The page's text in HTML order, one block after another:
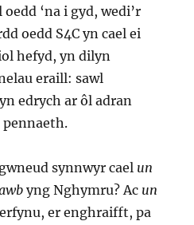
‘na i gyd, wedi’r
oedd S4C yn cael ei
hefyd, yn dilyn
eraill: sawl
edrych ar ôl adran
pennaeth.
synnwyr cael un
yng Nghymru? Ac un
er enghraifft, pa